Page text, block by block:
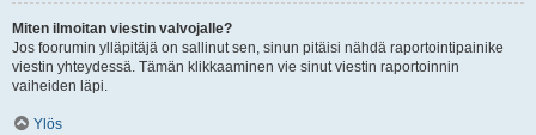
Miten ilmoitan viestin valvojalle?
Jos foorumin ylläpitäjä on sallinut sen, sinun pitäisi nähdä raportointipainike
viestin yhteydessä. Tämän klikkaaminen vie sinut viestin raportoinnin
vaiheiden läpi.
Ylös